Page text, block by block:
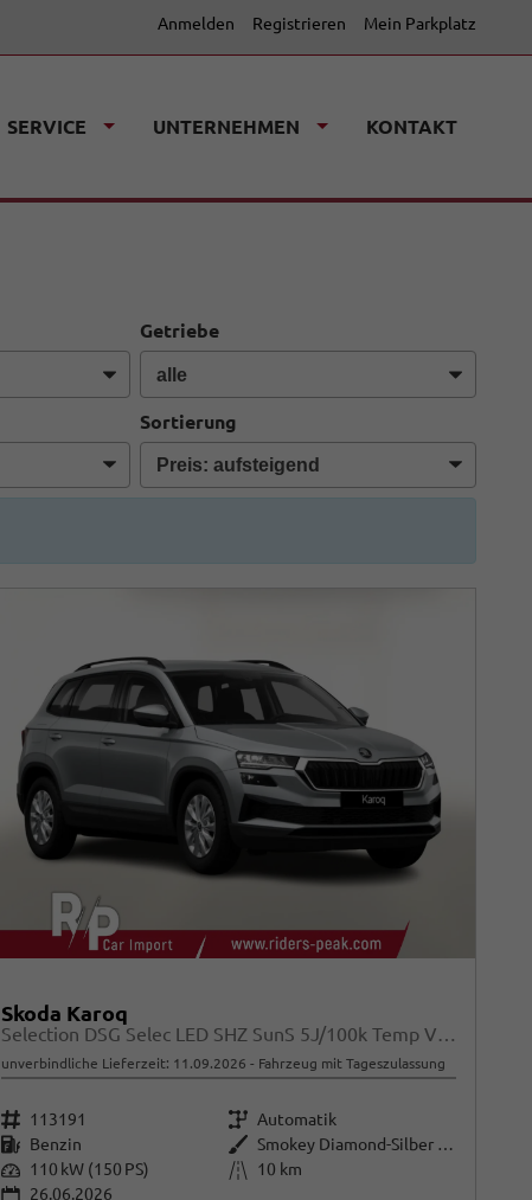
Anmelden Registrieren Mein Parkplatz
SERVICE UNTERNEHMEN KONTAKT
Getriebe
Sortierung
Skoda Karoq
Selection DSG Selec LED SHZ SunS 5J/100k Temp VirtC
unverbindliche Lieferzeit: 11.09.2026 Fahrzeug mit Tageszulassung
Fahrzeugnr. 113191 Getriebe Automatik
Kraftstoff Benzin Außenfarbe
Smokey Diamond-Silber Metallic
Leistung 110 kW (150 PS) Kilometerstand
10 km
26.06.2026